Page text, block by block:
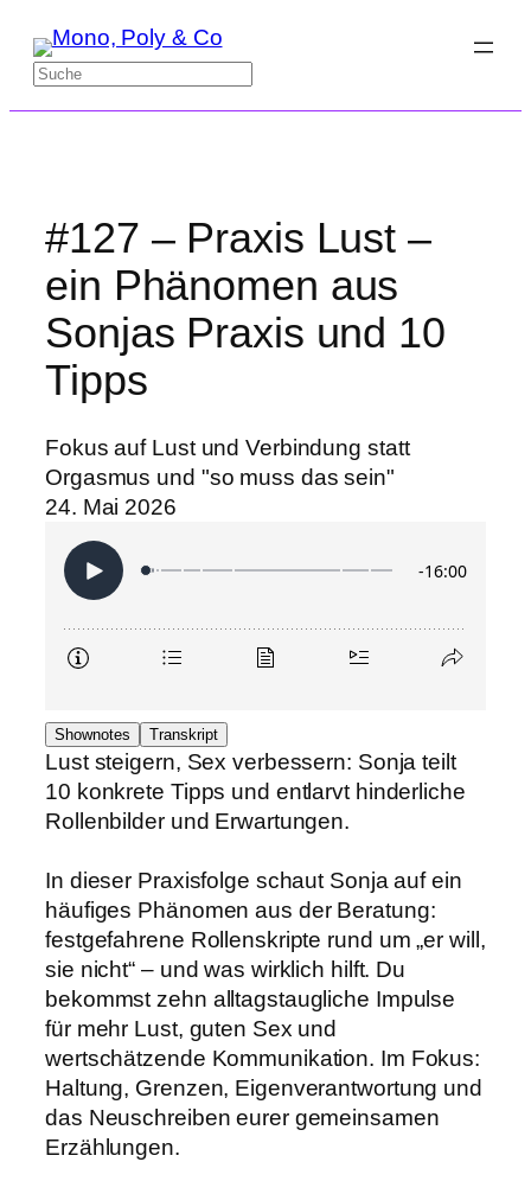
Inhalt
springen
Suchen
#127 – Praxis Lust –
ein Phänomen aus
Sonjas Praxis und 10
Tipps
Fokus auf Lust und Verbindung statt
Orgasmus und "so muss das sein"
24. Mai 2026
Shownotes Transkript
Lust steigern, Sex verbessern: Sonja teilt
10 konkrete Tipps und entlarvt hinderliche
Rollenbilder und Erwartungen.
In dieser Praxisfolge schaut Sonja auf ein
häufiges Phänomen aus der Beratung:
festgefahrene Rollenskripte rund um „er will,
sie nicht“ – und was wirklich hilft. Du
bekommst zehn alltagstaugliche Impulse
für mehr Lust, guten Sex und
wertschätzende Kommunikation. Im Fokus:
Haltung, Grenzen, Eigenverantwortung und
das Neuschreiben eurer gemeinsamen
Erzählungen.